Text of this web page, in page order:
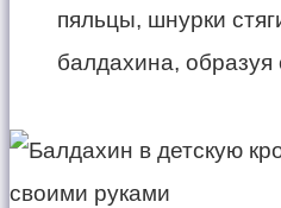
пяльцы, шнурки
балдахина, образуя